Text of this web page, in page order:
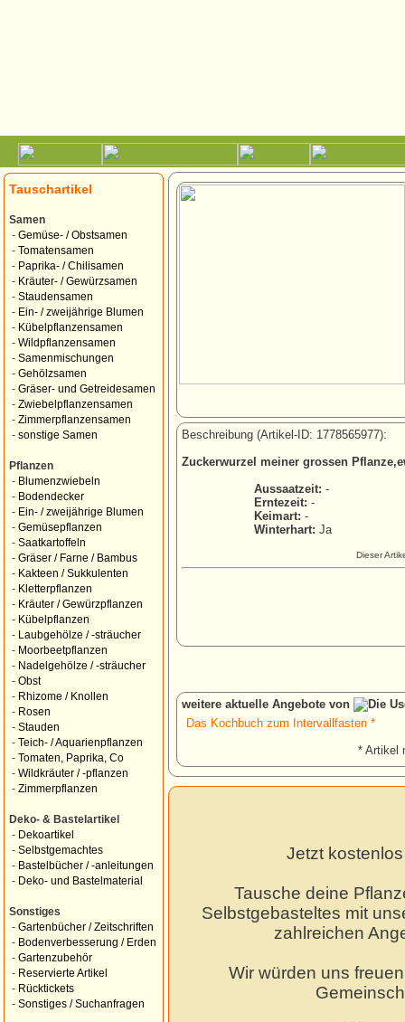
Tauschartikel
Samen
- Gemüse- / Obstsamen
- Tomatensamen
- Paprika- / Chilisamen
- Kräuter- / Gewürzsamen
- Staudensamen
- Ein- / zweijährige Blumen
- Kübelpflanzensamen
- Wildpflanzensamen
- Samenmischungen
- Gehölzsamen
- Gräser- und Getreidesamen
- Zwiebelpflanzensamen
- Zimmerpflanzensamen
- sonstige Samen
Pflanzen
- Blumenzwiebeln
- Bodendecker
- Ein- / zweijährige Blumen
- Gemüsepflanzen
- Saatkartoffeln
- Gräser / Farne / Bambus
- Kakteen / Sukkulenten
- Kletterpflanzen
- Kräuter / Gewürzpflanzen
- Kübelpflanzen
-
Laubgehölze / -sträucher
- Moorbeetpflanzen
- Nadelgehölze / -sträucher
- Obst
- Rhizome / Knollen
- Rosen
- Stauden
- Teich- / Aquarienpflanzen
- Tomaten, Paprika, Co
- Wildkräuter / -pflanzen
- Zimmerpflanzen
Deko- & Bastelartikel
- Dekoartikel
- Selbstgemachtes
- Bastelbücher / -anleitungen
- Deko- und Bastelmaterial
Sonstiges
- Gartenbücher / Zeitschriften
- Bodenverbesserung / Erden
- Gartenzubehör
- Reservierte Artikel
- Rücktickets
- Sonstiges / Suchanfragen
Beschreibung (Artikel-ID: 1778565977):
Zuckerwurzel meiner grossen
Aussaatzeit: -
Erntezeit: -
Keimart: -
Winterhart: Ja
Dieser
weitere aktuelle Angebote von
Das Kochbuch zum Intervallfasten *
* Artikel
Jetzt
Tausche deine
Selbstgebasteltes mit
zahlreichen
Wir würden uns